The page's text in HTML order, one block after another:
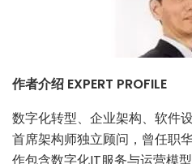
作者介绍 EXPERT PROFILE
数字化转型、企业架构、软件
首席架构师独立顾问，曾任职